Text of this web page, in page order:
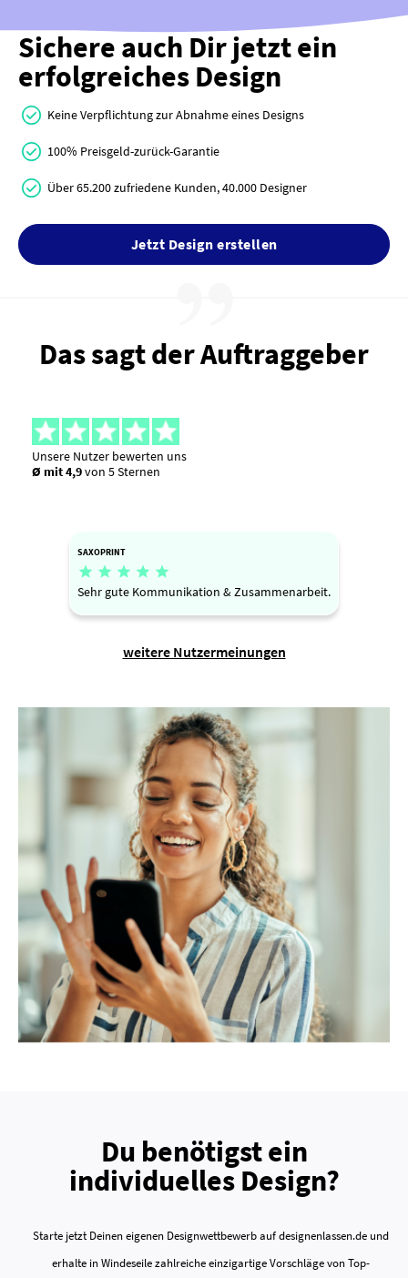
Sichere auch Dir jetzt ein
erfolgreiches Design
Keine Verpflichtung zur Abnahme eines Designs
100% Preisgeld-zurück-Garantie
Über 65.200 zufriedene Kunden, 40.000 Designer
Jetzt Design erstellen
Das sagt der Auftraggeber
Unsere Nutzer bewerten uns
Ø mit 4,9von 5 Sternen
SAXOPRINT
    
Sehr gute Kommunikation & Zusammenarbeit.
weitere Nutzermeinungen
Du benötigst ein
individuelles Design?
Starte jetzt Deinen eigenen Designwettbewerb auf designenlassen.de und
erhalte in Windeseile zahlreiche einzigartige Vorschläge von Top-